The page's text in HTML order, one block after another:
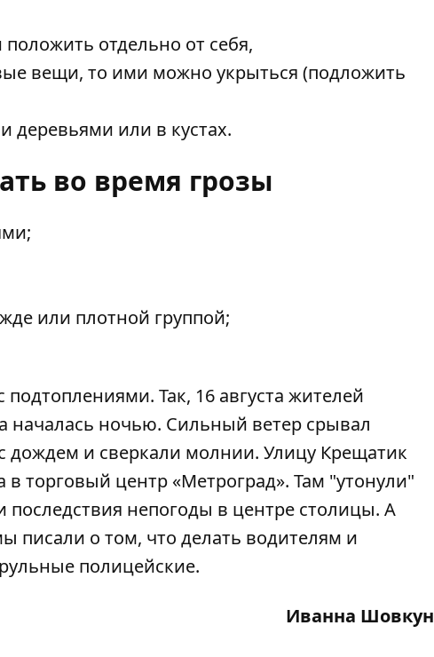
отдельно от себя,
вещи, то ими можно укрыться (подложить
деревьями или в кустах.
во время грозы
или плотной группой;
Так, 16 августа жителей
началась ночью. Сильный ветер срывал
дождем и сверкали молнии. Улицу Крещатик
в торговый центр «Метроград». Там "утонули"
последствия непогоды в центре столицы. А
писали о том, что делать водителям и
полицейские.
Иванна Шовкун